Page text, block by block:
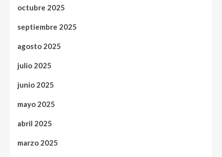
octubre 2025
septiembre 2025
agosto 2025
julio 2025
junio 2025
mayo 2025
abril 2025
marzo 2025